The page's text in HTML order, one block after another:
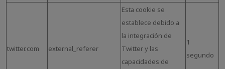
twitter.com external_referer
Esta cookie se
establece debido a
la integración de
Twitter y las
capacidades de
1
segundo